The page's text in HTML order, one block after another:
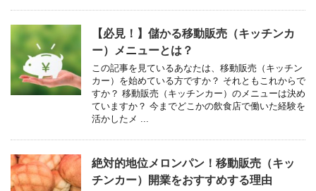
【必見！】儲かる移動販売（キッチンカ
ー）メニューとは？
この記事を見ているあなたは、移動販売（キッチン
カー）を始めている方ですか？ それともこれからで
すか？ 移動販売（キッチンカー）のメニューは決め
ていますか？ 今までどこかの飲食店で働いた経験を
活かしたメ ...
絶対的地位メロンパン！移動販売（キッ
チンカー）開業をおすすめする理由